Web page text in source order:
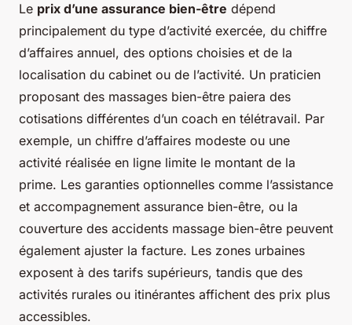
Le prix d’une assurance bien-être dépend
principalement du type d’activité exercée, du chiffre
d’affaires annuel, des options choisies et de la
localisation du cabinet ou de l’activité. Un praticien
proposant des massages bien-être paiera des
cotisations différentes d’un coach en télétravail. Par
exemple, un chiffre d’affaires modeste ou une
activité réalisée en ligne limite le montant de la
prime. Les garanties optionnelles comme l’assistance
et accompagnement assurance bien-être, ou la
couverture des accidents massage bien-être peuvent
également ajuster la facture. Les zones urbaines
exposent à des tarifs supérieurs, tandis que des
activités rurales ou itinérantes affichent des prix plus
accessibles.